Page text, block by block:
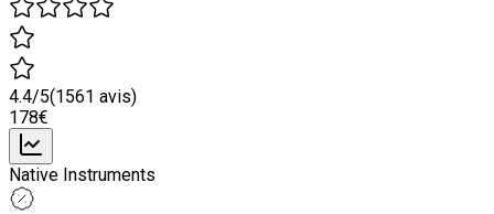
4.4/5(1561 avis)
178€
Native Instruments